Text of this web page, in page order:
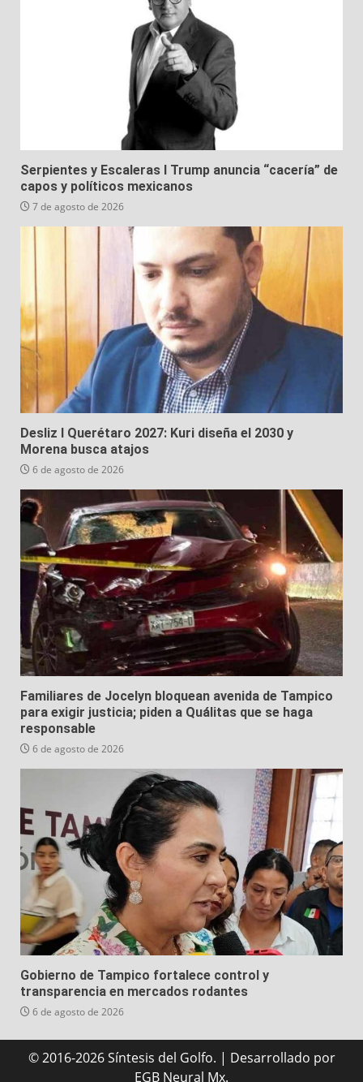
Serpientes y Escaleras I Trump anuncia “cacería” de
capos y políticos mexicanos
7 de agosto de 2026
Desliz I Querétaro 2027: Kuri diseña el 2030 y
Morena busca atajos
6 de agosto de 2026
Familiares de Jocelyn bloquean avenida de Tampico
para exigir justicia; piden a Quálitas que se haga
responsable
6 de agosto de 2026
Gobierno de Tampico fortalece control y
transparencia en mercados rodantes
6 de agosto de 2026
© 2016-2026 Síntesis del Golfo. | Desarrollado por
EGB Neural Mx.